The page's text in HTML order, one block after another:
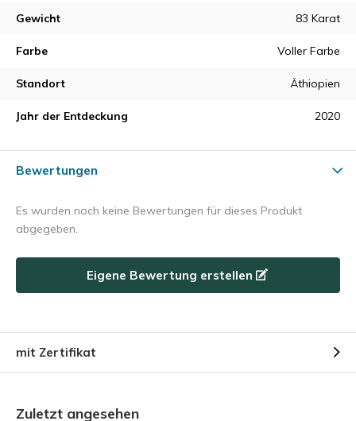
Gewicht 83 Karat
Farbe Voller Farbe
Standort Äthiopien
Jahr der Entdeckung 2020
Bewertungen
Es wurden noch keine Bewertungen für dieses Produkt
abgegeben.
Eigene Bewertung erstellen
mit Zertifikat
Zuletzt angesehen